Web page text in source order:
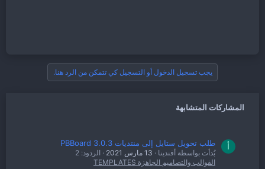
يجب تسجيل الدخول أو التسجيل كي تتمكن من الرد هنا.
المشاركات المتشابهة
أ طلب تحويل ستايل إلى منتديات PBBoard 3.0.3
بُدأت بواسطة أفندينا 13 مارس 2021
الردود: 2
القوالب والتصاميم الجاهزة TEMPLATES